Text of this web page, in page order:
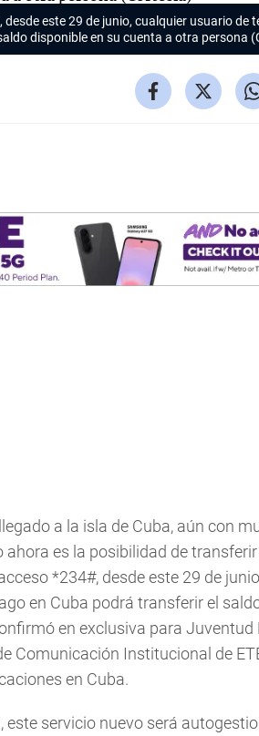
este 29 de junio, cualquier usuario de
disponible en su cuenta a otra persona
a la isla de Cuba, aún con
ahora es la posibilidad de
*234#, desde este 29 de
en Cuba podrá transferir el
en exclusiva para Juventud
Comunicación Institucional de
en Cuba.
este servicio nuevo será